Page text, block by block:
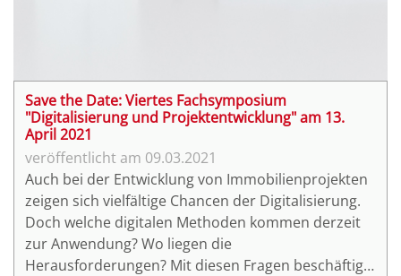
Save the Date: Viertes Fachsymposium
"Digitalisierung und Projektentwicklung" am 13.
April 2021
09.03.2021
Auch bei der Entwicklung von Immobilienprojekten
zeigen sich vielfältige Chancen der Digitalisierung.
Doch welche digitalen Methoden kommen derzeit
zur Anwendung? Wo liegen die
Herausforderungen? Mit diesen Fragen beschäftigt